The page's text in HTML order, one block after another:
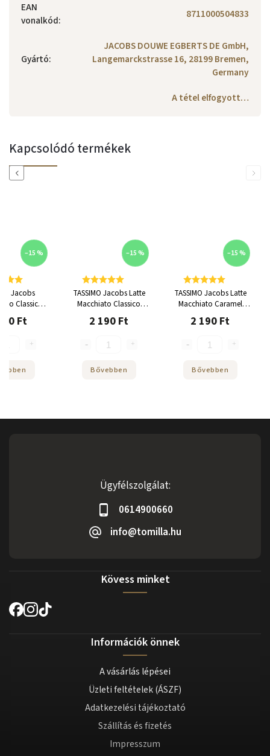
EAN
vonalkód: 8711000504833
Gyártó:
JACOBS DOUWE EGBERTS DE GmbH,
Langemarckstrasse 16, 28199 Bremen,
Germany
A tétel elfogyott…
Kapcsolódó termékek
Previous
–15 %
Jacobs
Classico
Ft
–15 %
TASSIMO Jacobs Latte
Macchiato Classico
Kapszula
2 190 Ft
Bővebben
–15 %
TASSIMO Jacobs Latte
Macchiato Caramel
Kapszula
2 190 Ft
Bővebben
Next
Ügyfélszolgálat:
0614900660
info@tomilla.hu
Kövess minket
Információk önnek
A vásárlás lépései
Üzleti feltételek (ÁSZF)
Adatkezelési tájékoztató
Szállítás és fizetés
Impresszum